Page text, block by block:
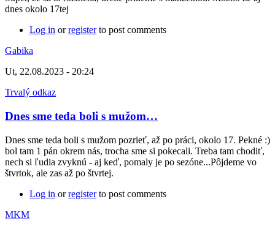
dnes okolo 17tej
Log in orregisterto post comments
Gabika
Ut, 22.08.2023 - 20:24
Trvalý odkaz
Dnes sme teda boli s mužom…
Dnes sme teda boli s mužom pozrieť, až po práci, okolo 17. Pekné :)
bol tam 1 pán okrem nás, trocha sme si pokecali. Treba tam chodiť,
nech si ľudia zvyknú - aj keď, pomaly je po sezóne...Pôjdeme vo
štvrtok, ale zas až po štvrtej.
Log in orregisterto post comments
MKM